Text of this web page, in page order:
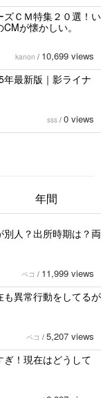
ＣＭ特集２０選！い
が懐かしい。
kanon / 10,699 views
年最新版｜影ライナ
sss / 0 views
年間
人？出所時期は？両
ペコ / 11,999 views
異常行動をしてるが
ペコ / 5,207 views
！現在はどうして